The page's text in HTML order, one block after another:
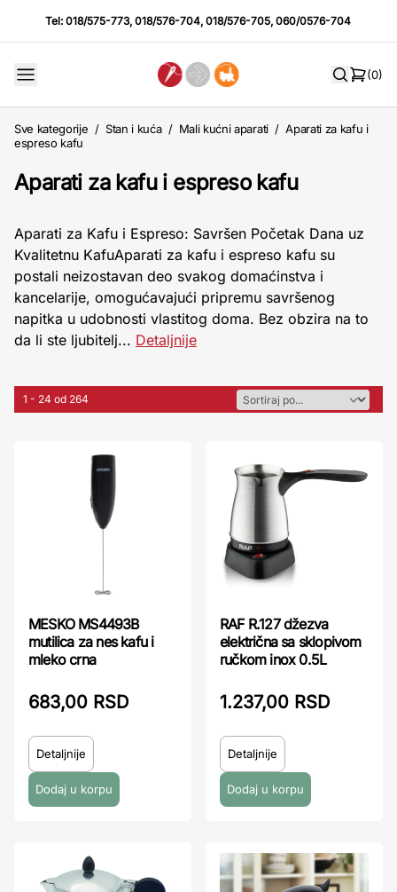
Tel:018/575-773,018/576-704,018/576-705,060/0576-704
(0)
Sve kategorije / Stan i kuća / Mali kućni aparati / Aparati za kafu i
espreso kafu
Aparati za kafu i espreso kafu
Aparati za Kafu i Espreso: Savršen Početak Dana uz
Kvalitetnu KafuAparati za kafu i espreso kafu su
postali neizostavan deo svakog domaćinstva i
kancelarije, omogućavajući pripremu savršenog
napitka u udobnosti vlastitog doma. Bez obzira na to
da li ste ljubitelj... Detaljnije
1 - 24 od 264
MESKO MS4493B
mutilica za nes kafu i
mleko crna
683,00 RSD
Detaljnije
RAF R.127 džezva
električna sa sklopivom
ručkom inox 0.5L
1.237,00 RSD
Detaljnije